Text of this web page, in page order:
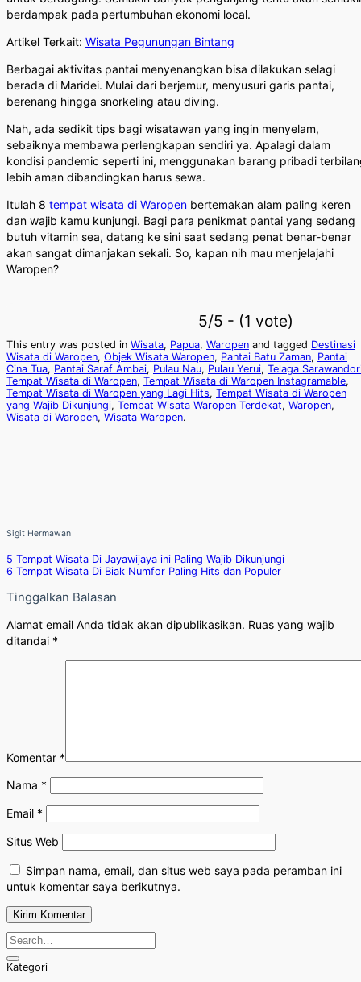
berdampak pada pertumbuhan ekonomi local.
Artikel Terkait: Wisata Pegunungan Bintang
Berbagai aktivitas pantai menyenangkan bisa dilakukan selagi
berada di Maridei. Mulai dari berjemur, menyusuri garis pantai,
berenang hingga snorkeling atau diving.
Nah, ada sedikit tips bagi wisatawan yang ingin menyelam,
sebaiknya membawa perlengkapan sendiri ya. Apalagi dalam
kondisi pandemic seperti ini, menggunakan barang pribadi
lebih aman dibandingkan harus sewa.
Itulah 8 tempat wisata di Waropen bertemakan alam paling keren
dan wajib kamu kunjungi. Bagi para penikmat pantai yang sedang
butuh vitamin sea, datang ke sini saat sedang penat benar-benar
akan sangat dimanjakan sekali. So, kapan nih mau menjelajahi
Waropen?
5/5 - (1 vote)
This entry was posted in Wisata, Papua, Waropen and tagged Destinasi
Wisata di Waropen, Objek Wisata Waropen, Pantai Batu Zaman, Pantai
Cina Tua, Pantai Saraf Ambai, Pulau Nau, Pulau Yerui, Telaga
Tempat Wisata di Waropen, Tempat Wisata di Waropen Instagramable,
Tempat Wisata di Waropen yang Lagi Hits, Tempat Wisata di Waropen
yang Wajib Dikunjungi, Tempat Wisata Waropen Terdekat, Waropen,
Wisata di Waropen, Wisata Waropen.
Sigit Hermawan
5 Tempat Wisata Di Jayawijaya ini Paling Wajib Dikunjungi
6 Tempat Wisata Di Biak Numfor Paling Hits dan Populer
Tinggalkan Balasan
Alamat email Anda tidak akan dipublikasikan. Ruas yang wajib
ditandai *
Komentar *
Nama *
Email *
Situs Web
Simpan nama, email, dan situs web saya pada peramban ini
untuk komentar saya berikutnya.
Kategori